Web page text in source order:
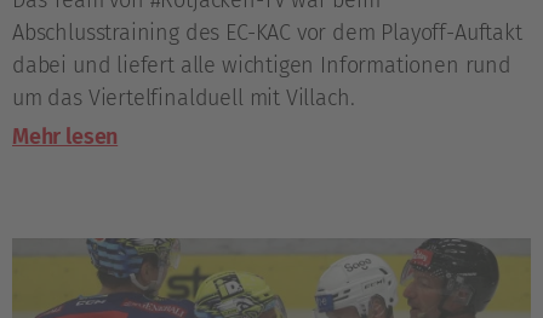
Abschlusstraining des EC-KAC vor dem Playoff-Auftakt
dabei und liefert alle wichtigen Informationen rund
um das Viertelfinalduell mit Villach.
Mehr lesen